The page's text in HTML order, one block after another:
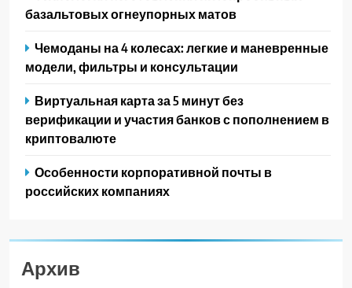
базальтовых огнеупорных матов
Чемоданы на 4 колесах: легкие и маневренные
модели, фильтры и консультации
Виртуальная карта за 5 минут без
верификации и участия банков с пополнением в
криптовалюте
Особенности корпоративной почты в
российских компаниях
Архив